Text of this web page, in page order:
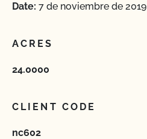
Date: 7 de noviembre de 2019
ACRES
24.0000
CLIENT CODE
nc602